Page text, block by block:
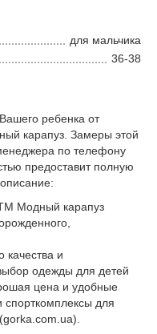
для мальчика
36-38
ребенка от
карапуз. Замеры этой
по телефону
предоставит полную
Модный карапуз
качества и
одежды для детей
цена и удобные
спорткомплексы для